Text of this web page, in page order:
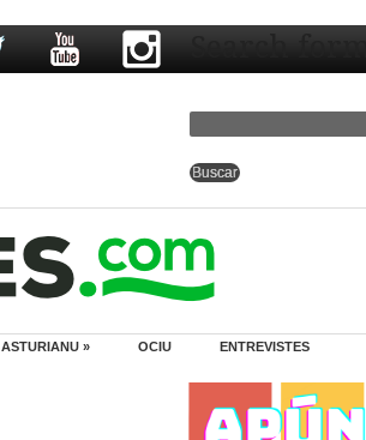
Search form
ASTURIANU » OCIU ENTREVISTES